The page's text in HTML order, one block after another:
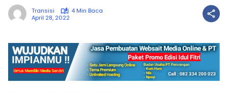
Transisi
4 Min Baca
April 28, 2022